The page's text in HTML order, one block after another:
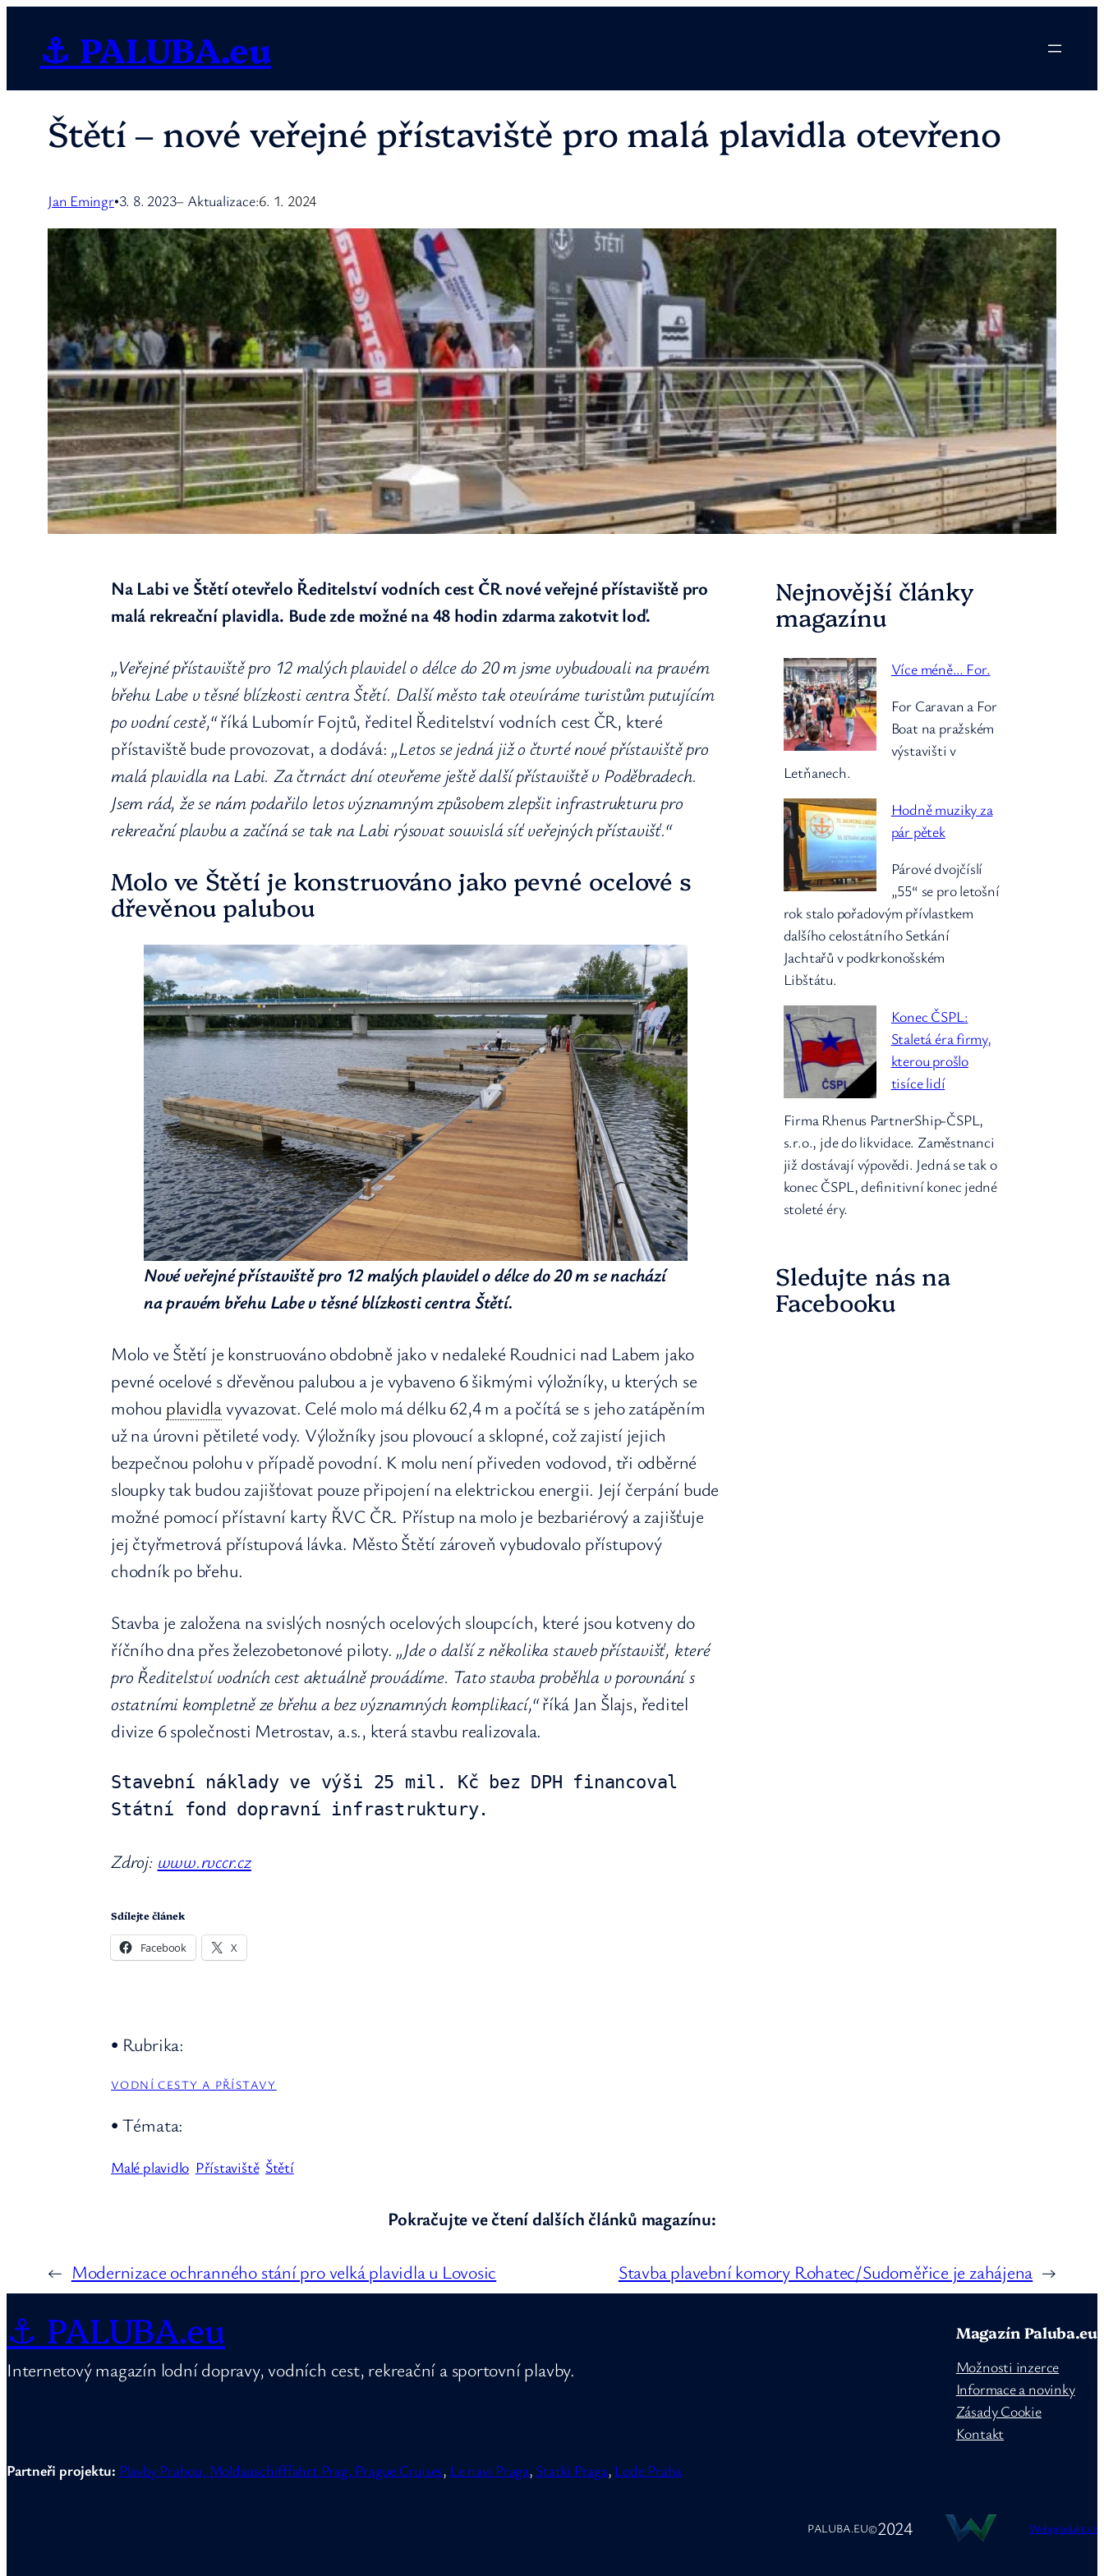
obsah
⚓ PALUBA.eu
Štětí – nové veřejné přístaviště pro malá plavidla otevřeno
Jan Emingr•3. 8. 2023– Aktualizace:6. 1. 2024
Na Labi ve Štětí otevřelo Ředitelství vodních cest ČR nové veřejné přístaviště pro
malá rekreační plavidla. Bude zde možné na 48 hodin zdarma zakotvit loď.
„Veřejné přístaviště pro 12 malých plavidel o délce do 20 m jsme vybudovali na pravém
břehu Labe v těsné blízkosti centra Štětí. Další město tak otevíráme turistům putujícím
po vodní cestě,“říká Lubomír Fojtů, ředitel Ředitelství vodních cest ČR, které
přístaviště bude provozovat, a dodává: „Letos se jedná již o čtvrté nové přístaviště pro
malá plavidla na Labi. Za čtrnáct dní otevřeme ještě další přístaviště v Poděbradech.
Jsem rád, že se nám podařilo letos významným způsobem zlepšit infrastrukturu pro
rekreační plavbu a začíná se tak na Labi rýsovat souvislá síť veřejných přístavišť.“
Molo ve Štětí je konstruováno jako pevné ocelové s
dřevěnou palubou
Nové veřejné přístaviště pro 12 malých plavidel o délce do 20 m se nachází
na pravém břehu Labe v těsné blízkosti centra Štětí.
Molo ve Štětí je konstruováno obdobně jako v nedaleké Roudnici nad Labem jako
pevné ocelové s dřevěnou palubou a je vybaveno 6 šikmými výložníky, u kterých se
mohou plavidlavyvazovat. Celé molo má délku 62,4 m a počítá se s jeho zatápěním
už na úrovni pětileté vody. Výložníky jsou plovoucí a sklopné, což zajistí jejich
bezpečnou polohu v případě povodní. K molu není přiveden vodovod, tři odběrné
sloupky tak budou zajišťovat pouze připojení na elektrickou energii. Její čerpání bude
možné pomocí přístavní karty ŘVC ČR. Přístup na molo je bezbariérový a zajišťuje
jej čtyřmetrová přístupová lávka. Město Štětí zároveň vybudovalo přístupový
chodník po břehu.
Stavba je založena na svislých nosných ocelových sloupcích, které jsou kotveny do
říčního dna přes železobetonové piloty. „Jde o další z několika staveb přístavišť, které
pro Ředitelství vodních cest aktuálně provádíme. Tato stavba proběhla v porovnání s
ostatními kompletně ze břehu a bez významných komplikací,“říká Jan Šlajs, ředitel
divize 6 společnosti Metrostav, a.s., která stavbu realizovala.
Stavební náklady ve výši 25 mil. Kč bez DPH financoval
Státní fond dopravní infrastruktury.
Zdroj: www.rvccr.cz
Sdílejte článek
Facebook X
• Rubrika:
VODNÍ CESTY A PŘÍSTAVY
• Témata:
Malé plavidlo Přístaviště Štětí
Nejnovější články
magazínu
Více méně… For.
For Caravan a For
Boat na pražském
výstavišti v
Letňanech.
Hodně muziky za
pár pětek
Párové dvojčíslí
„55“ se pro letošní
rok stalo pořadovým přívlastkem
dalšího celostátního Setkání
Jachtařů v podkrkonošském
Libštátu.
Konec ČSPL:
Staletá éra firmy,
kterou prošlo
tisíce lidí
Firma Rhenus PartnerShip-ČSPL,
s.r.o., jde do likvidace. Zaměstnanci
již dostávají výpovědi. Jedná se tak o
konec ČSPL, definitivní konec jedné
stoleté éry.
Sledujte nás na
Facebooku
Pokračujte ve čtení dalších článků magazínu:
← Modernizace ochranného stání pro velká plavidla u Lovosic Stavba plavební komory Rohatec/Sudoměřice je zahájena →
⚓ PALUBA.eu
Internetový magazín lodní dopravy, vodních cest, rekreační a sportovní plavby.
Magazín Paluba.eu
Možnosti inzerce
Informace a novinky
Zásady Cookie
Kontakt
Partneři projektu: Plavby Prahou, Moldauschifffahrt Prag, Prague Cruises, Le navi Praga, Statki Praga, Lode Praha
PALUBA.EU©2024 Webprodukt.cz